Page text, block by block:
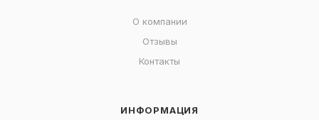
О компании
Отзывы
Контакты
ИНФОРМАЦИЯ